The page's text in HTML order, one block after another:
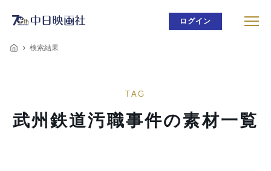
ログイン
検索結果
TAG
武州鉄道汚職事件の素材一覧